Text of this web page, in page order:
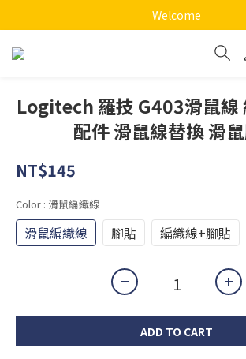
Welcome
Logitech 羅技 G403滑鼠線
配件 滑鼠線替換 滑
NT$145
Color : 滑鼠編織線
滑鼠編織線 腳貼 編織線+腳貼
ADD TO CART